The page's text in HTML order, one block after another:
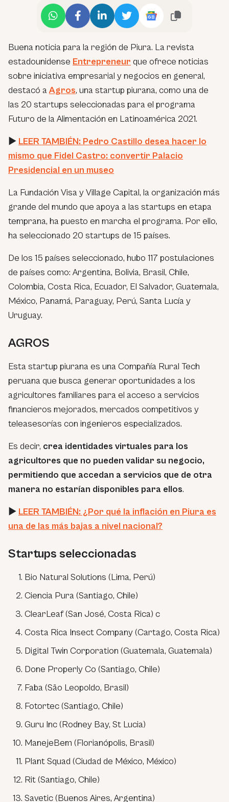
Buena noticia para la región de Piura. La revista
estadounidense Entrepreneur que ofrece noticias
sobre iniciativa empresarial y negocios en general,
destacó aAgros, una startup piurana, como una de
las 20 startups seleccionadas para el programa
Futuro de la Alimentación en Latinoamérica 2021.
► LEER TAMBIÉN: Pedro Castillo desea hacer lo
mismo que Fidel Castro: convertir Palacio
Presidencial en un museo
La Fundación Visa y Village Capital, la organización más
grande del mundo que apoya a las startups en etapa
temprana, ha puesto en marcha el programa. Por ello,
ha seleccionado 20 startups de 15 países.
De los 15 países seleccionado, hubo 117 postulaciones
de países como: Argentina, Bolivia, Brasil, Chile,
Colombia, Costa Rica, Ecuador, El Salvador, Guatemala,
México, Panamá, Paraguay, Perú, Santa Lucía y
Uruguay.
AGROS
Esta startup piurana es una Compañía Rural Tech
peruana que busca generar oportunidades a los
agricultores familiares para el acceso a servicios
financieros mejorados, mercados competitivos y
teleasesorías con ingenieros especializados.
Es decir, crea identidades virtuales para los
agricultores que no pueden validar su negocio,
permitiendo que accedan a servicios que de otra
manera no estarían disponibles para ellos.
► LEER TAMBIÉN: ¿Por qué la inflación en Piura es
una de las más bajas a nivel nacional?
Startups seleccionadas
Bio Natural Solutions (Lima, Perú)
Ciencia Pura (Santiago, Chile)
ClearLeaf (San José, Costa Rica) c
Costa Rica Insect Company (Cartago, Costa Rica)
Digital Twin Corporation (Guatemala, Guatemala)
Done Properly Co (Santiago, Chile)
Faba (São Leopoldo, Brasil)
Fotortec (Santiago, Chile)
Guru Inc (Rodney Bay, St Lucia)
ManejeBem (Florianópolis, Brasil)
Plant Squad (Ciudad de México, México)
Rit (Santiago, Chile)
Savetic (Buenos Aires, Argentina)